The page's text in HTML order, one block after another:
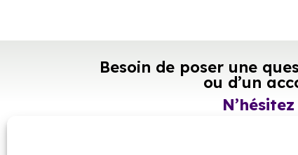
Besoin de poser une
ou d’un